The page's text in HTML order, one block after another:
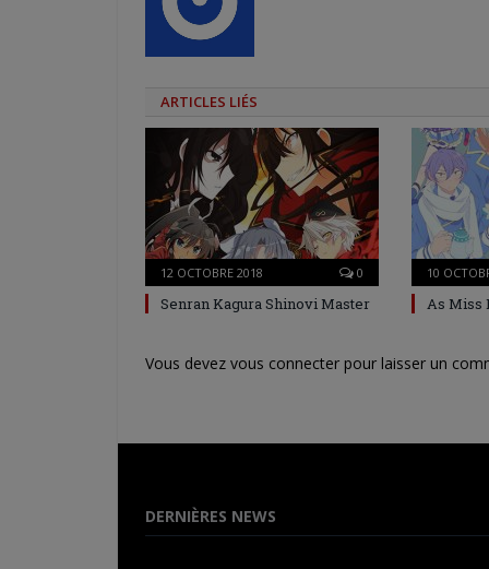
ARTICLES LIÉS
12 OCTOBRE 2018 0
Senran Kagura Shinovi Master
10
As Miss
Vous devez vous connecter pour laisser un
DERNIÈRES NEWS